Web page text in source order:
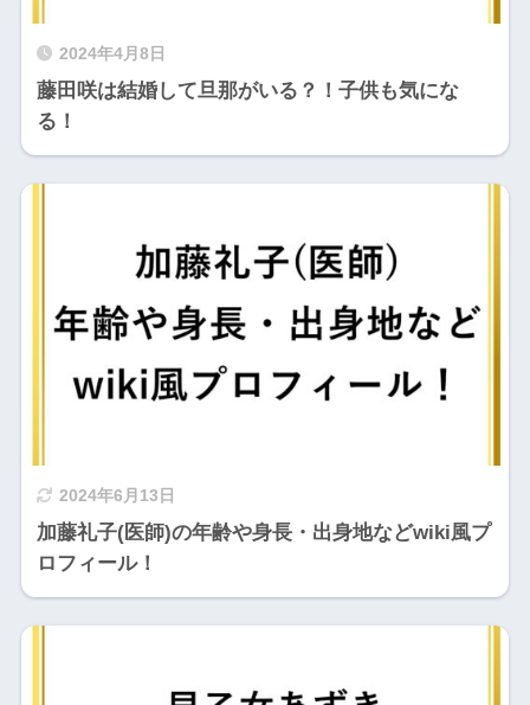
2024年4月8日
藤田咲は結婚して旦那がいる？！子供も気にな
る！
2024年6月13日
加藤礼子(医師)の年齢や身長・出身地などwiki風プ
ロフィール！